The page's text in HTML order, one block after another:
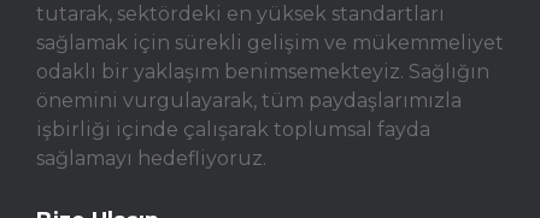
tutarak, sektördeki en yüksek standartları
sağlamak için sürekli gelişim ve mükemmeliyet
odaklı bir yaklaşım benimsemekteyiz. Sağlığın
önemini vurgulayarak, tüm paydaşlarımızla
işbirliği içinde çalışarak toplumsal fayda
sağlamayı hedefliyoruz.